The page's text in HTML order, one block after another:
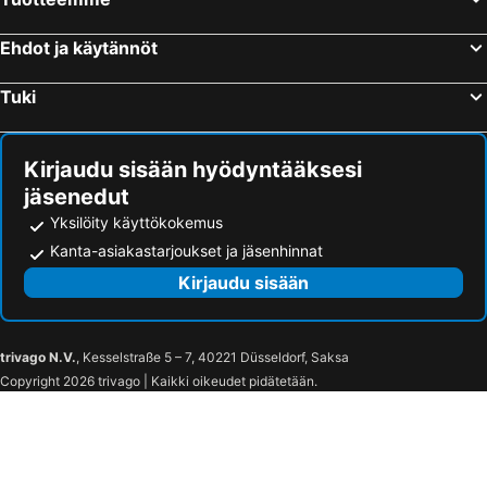
Ehdot ja käytännöt
Tuki
Kirjaudu sisään hyödyntääksesi
jäsenedut
Yksilöity käyttökokemus
Kanta-asiakastarjoukset ja jäsenhinnat
Kirjaudu sisään
trivago N.V., Kesselstraße 5 – 7, 40221 Düsseldorf, Saksa
Copyright 2026 trivago | Kaikki oikeudet pidätetään.